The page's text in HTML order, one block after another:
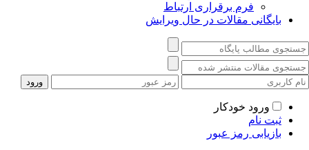
فرم برقراری ارتباط
بایگانی مقالات در حال ویرایش
ورود خودکار
ثبت نام
بازیابی رمز عبور